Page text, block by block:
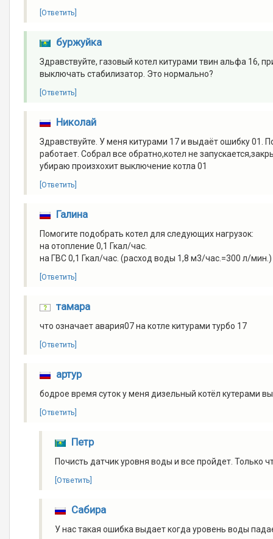
[Ответить]
буржуйка
Здравствуйте, газовый котел китурами твин альфа 16,
выключать стабилизатор. Это нормально?
[Ответить]
Николай
Здравствуйте. У меня китурами 17 и выдаёт ошибку 01.
работает. Собрал все обратно,котел не
убираю произхохит выключение котла 01
[Ответить]
Галина
Помогите подобрать котел для следующих нагрузок:
на отопление 0,1 Гкал/час.
на ГВС 0,1 Гкал/час. (расход воды 1,8 м3/час.=300 л/мин.)
[Ответить]
тамара
что означает авария07 на котле китурами турбо 17
[Ответить]
артур
бодрое время суток у меня дизельный котёл кутерами
[Ответить]
Петр
Почисть датчик уровня воды и все пройдет. Только
[Ответить]
Сабира
У нас такая ошибка выдает когда уровень воды